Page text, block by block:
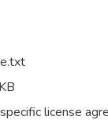
license